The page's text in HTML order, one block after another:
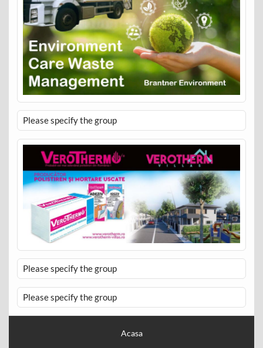
Please specify the group
Please specify the group
Please specify the group
Acasa